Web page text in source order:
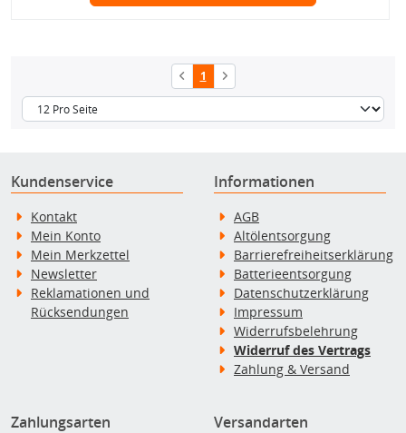
1
Kundenservice
Kontakt
Mein Konto
Mein Merkzettel
Newsletter
Reklamationen und
Rücksendungen
Informationen
AGB
Altölentsorgung
Barrierefreiheitserklärung
Batterieentsorgung
Datenschutzerklärung
Impressum
Widerrufsbelehrung
Widerruf des Vertrags
Zahlung & Versand
Zahlungsarten Versandarten